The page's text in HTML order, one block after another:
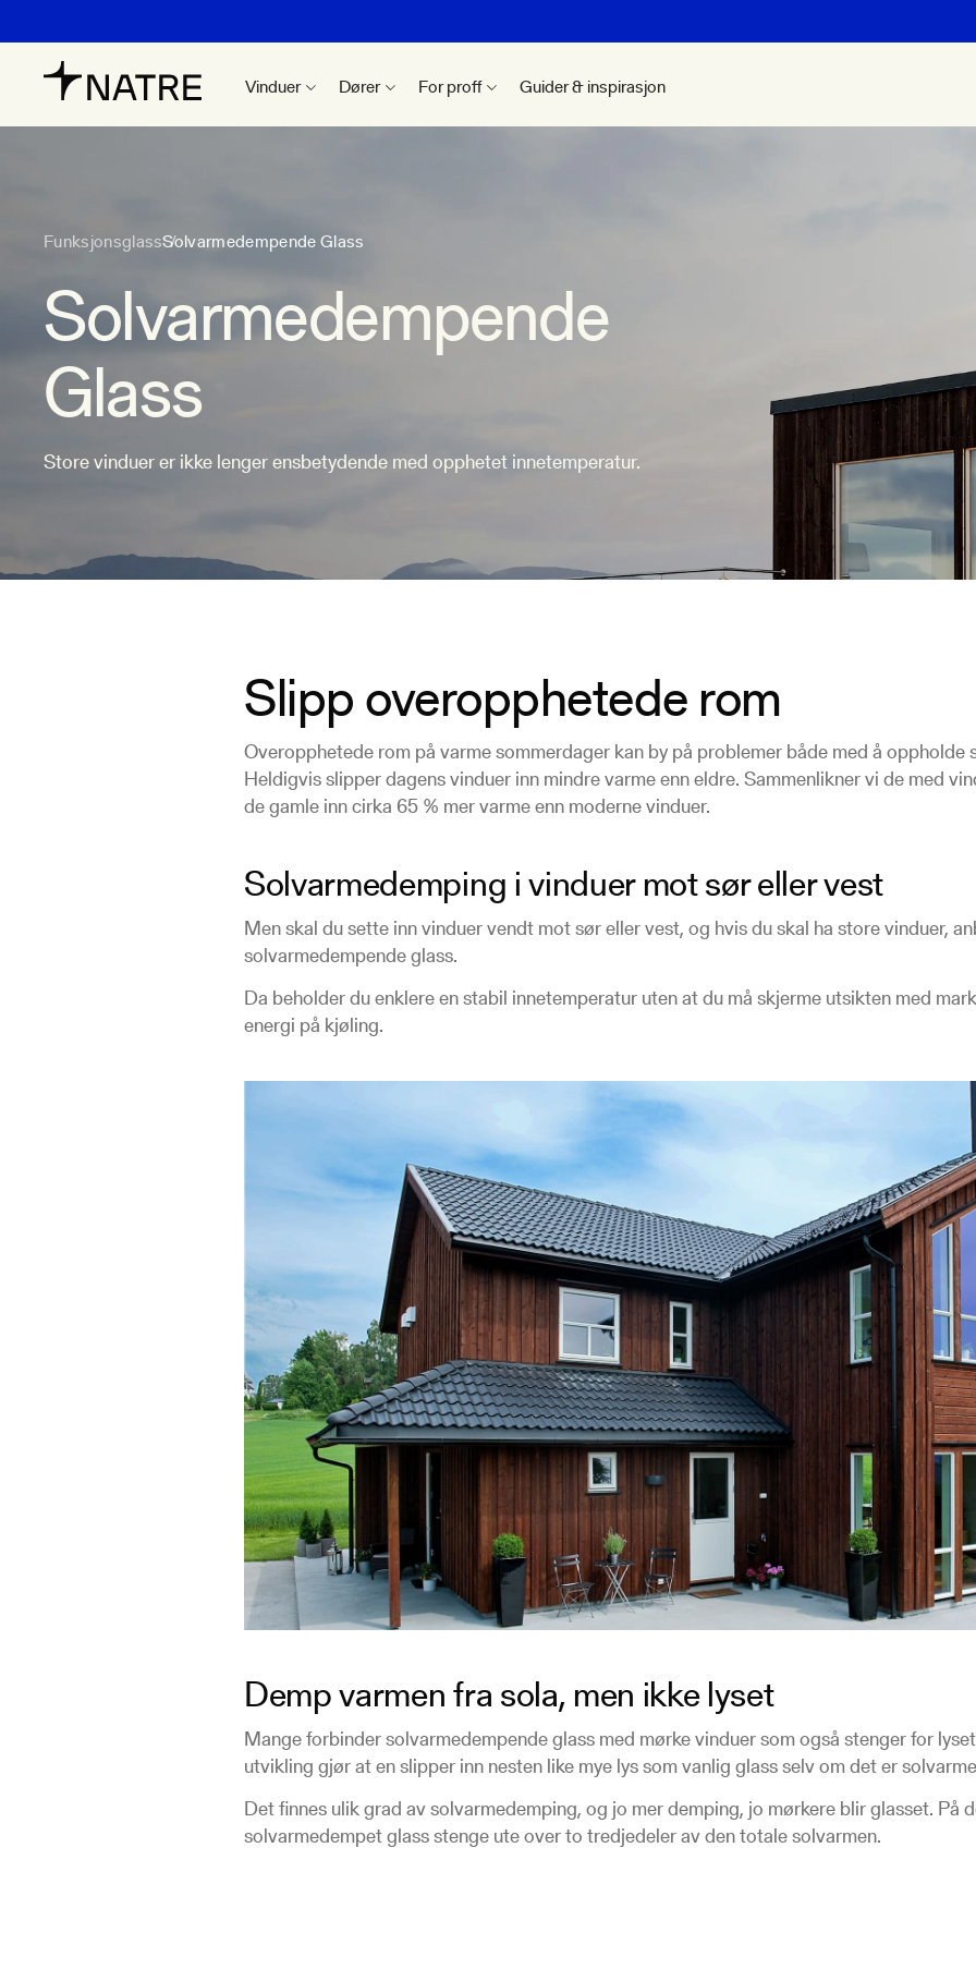
Vinduer Dører For proff Guider & inspirasjon
FunksjonsglassSolvarmedempende Glass
Solvarmedempende
Glass
Store vinduer er ikke lenger ensbetydende med opphetet innetemperatur.
Slipp overopphetede rom
Overopphetede rom på varme sommerdager kan by på problemer både med å oppholde
Heldigvis slipper dagens vinduer inn mindre varme enn eldre. Sammenlikner vi de med
de gamle inn cirka 65 % mer varme enn moderne vinduer.
Solvarmedemping i vinduer mot sør eller vest
Men skal du sette inn vinduer vendt mot sør eller vest, og hvis du skal ha store vinduer,
solvarmedempende glass.
Da beholder du enklere en stabil innetemperatur uten at du må skjerme utsikten med
energi på kjøling.
Demp varmen fra sola, men ikke lyset
Mange forbinder solvarmedempende glass med mørke vinduer som også stenger for
utvikling gjør at en slipper inn nesten like mye lys som vanlig glass selv om det er
Det finnes ulik grad av solvarmedemping, og jo mer demping, jo mørkere blir glasset. På
solvarmedempet glass stenge ute over to tredjedeler av den totale solvarmen.